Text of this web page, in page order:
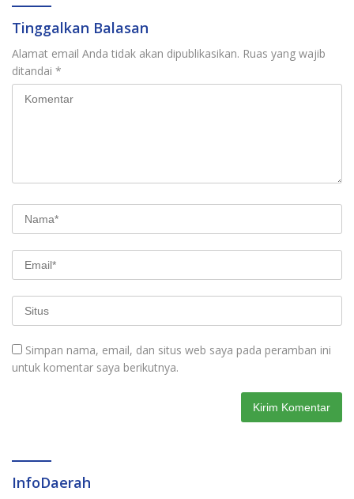
Tinggalkan Balasan
Alamat email Anda tidak akan dipublikasikan. Ruas yang wajib
ditandai *
Simpan nama, email, dan situs web saya pada peramban ini
untuk komentar saya berikutnya.
InfoDaerah